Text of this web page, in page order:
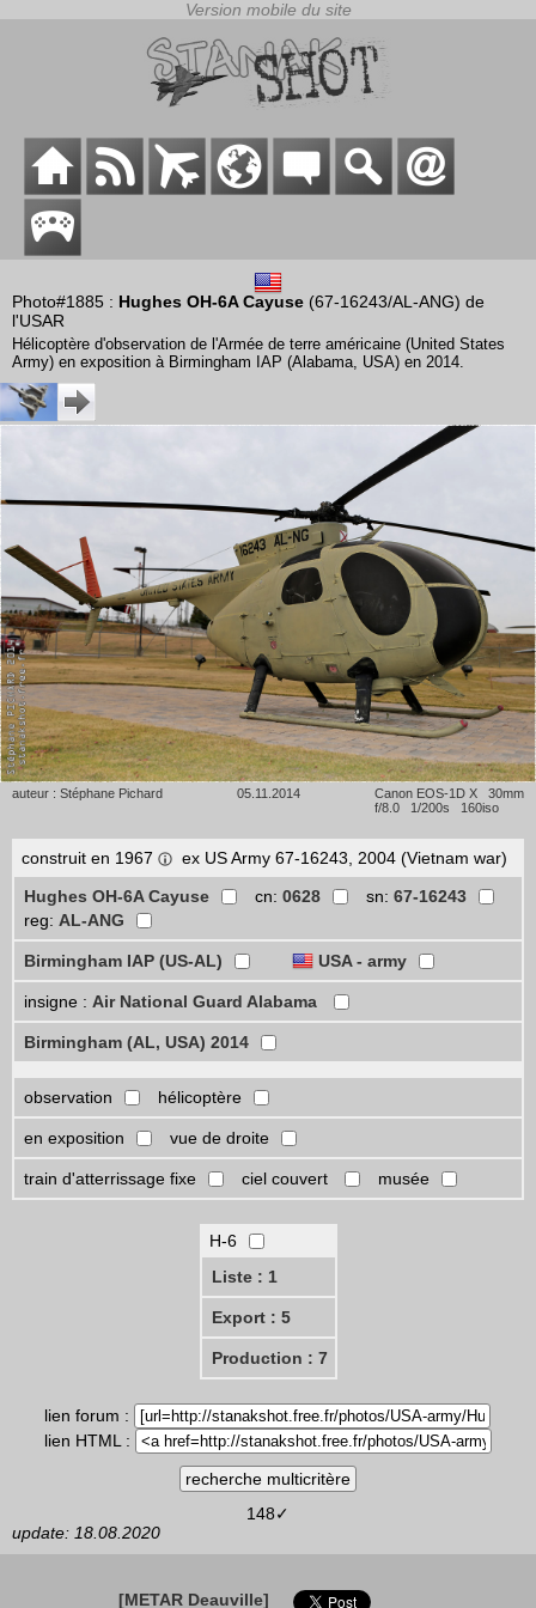
Photo#1885 : Hughes OH-6A Cayuse (67-16243/AL-ANG) de
l'USAR
Hélicoptère d'observation de l'Armée de terre américaine (United States
Army) en exposition à Birmingham IAP (Alabama, USA) en 2014.
auteur : Stéphane Pichard 05.11.2014
Canon EOS-1D X 30mm
f/8.0 1/200s 160iso
construit en 1967
ex US Army 67-16243, 2004 (Vietnam war)
Hughes OH-6A Cayuse
cn: 0628 sn: 67-16243
reg: AL-ANG
Birmingham IAP (US-AL) USA - army
insigne : Air National Guard Alabama
Birmingham (AL, USA) 2014
observation hélicoptère
en exposition vue de droite
train d'atterrissage fixe ciel couvert musée
H-6
Liste : 1
Export : 5
Production : 7
lien forum :
lien HTML :
148✓
update: 18.08.2020
[METAR Deauville]